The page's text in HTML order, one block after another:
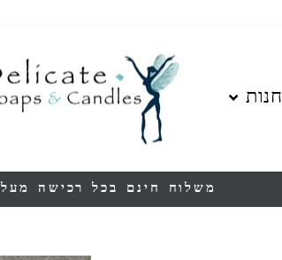
חנות
עצור
משלוח חינם בכל רכישה מעל 350 ש״ח